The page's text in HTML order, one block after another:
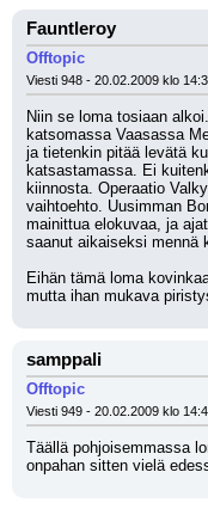
Fauntleroy
Offtopic
Viesti 948 - 20.02.2009 klo
Niin se loma tosiaan
katsomassa Vaasassa
ja tietenkin pitää levätä
katsastamassa. Ei
kiinnosta. Operaatio
vaihtoehto. Uusimman
mainittua elokuvaa, ja
saanut aikaiseksi mennä
Eihän tämä loma
mutta ihan mukava
samppali
Offtopic
Viesti 949 - 20.02.2009 klo
Täällä pohjoisemmassa
onpahan sitten vielä